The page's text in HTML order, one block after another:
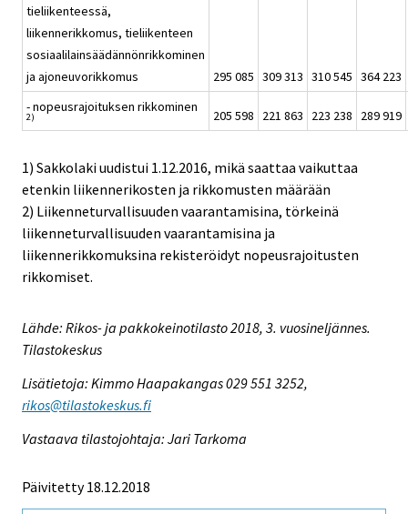
tieliikenteessä,
liikennerikkomus, tieliikenteen
sosiaalilainsäädännönrikkominen
ja ajoneuvorikkomus
295 085 309 313 310 545 364 223
- nopeusrajoituksen rikkominen
2) 205 598 221 863 223 238 289 919
1) Sakkolaki uudistui 1.12.2016, mikä saattaa vaikuttaa
etenkin liikennerikosten ja rikkomusten määrään
2) Liikenneturvallisuuden vaarantamisina, törkeinä
liikenneturvallisuuden vaarantamisina ja
liikennerikkomuksina rekisteröidyt nopeusrajoitusten
rikkomiset.
Lähde: Rikos- ja pakkokeinotilasto 2018, 3. vuosineljännes.
Tilastokeskus
Lisätietoja: Kimmo Haapakangas 029 551 3252,
rikos@tilastokeskus.fi
Vastaava tilastojohtaja: Jari Tarkoma
Päivitetty 18.12.2018